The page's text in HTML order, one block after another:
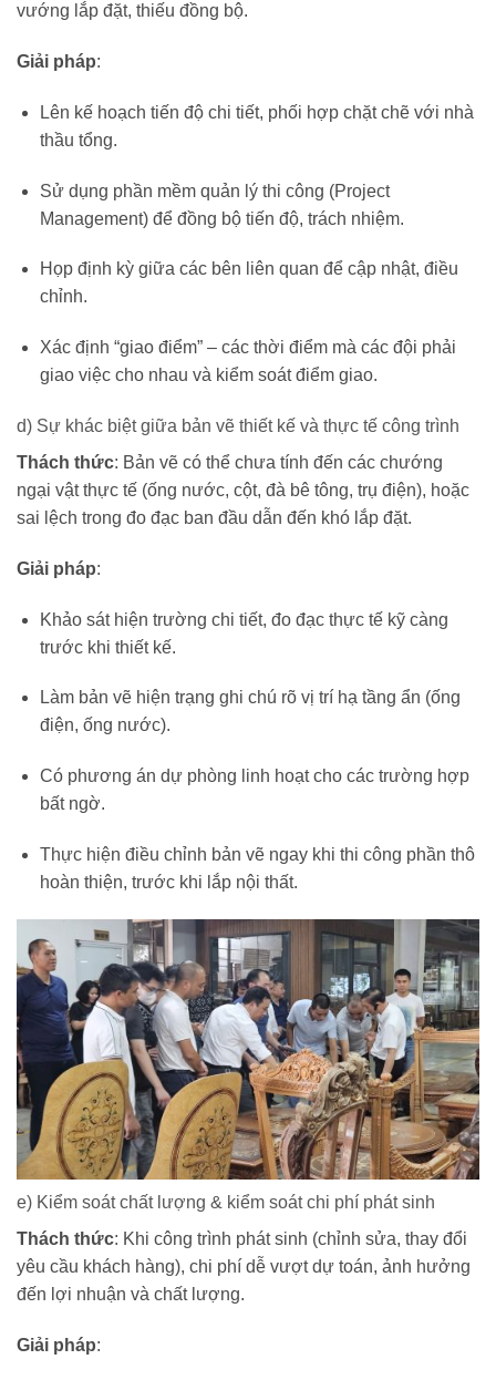
vướng lắp đặt, thiếu đồng bộ.
Giải pháp:
Lên kế hoạch tiến độ chi tiết, phối hợp chặt chẽ với nhà
thầu tổng.
Sử dụng phần mềm quản lý thi công (Project
Management) để đồng bộ tiến độ, trách nhiệm.
Họp định kỳ giữa các bên liên quan để cập nhật, điều
chỉnh.
Xác định “giao điểm” – các thời điểm mà các đội phải
giao việc cho nhau và kiểm soát điểm giao.
d) Sự khác biệt giữa bản vẽ thiết kế và thực tế công trình
Thách thức: Bản vẽ có thể chưa tính đến các chướng
ngại vật thực tế (ống nước, cột, đà bê tông, trụ điện), hoặc
sai lệch trong đo đạc ban đầu dẫn đến khó lắp đặt.
Giải pháp:
Khảo sát hiện trường chi tiết, đo đạc thực tế kỹ càng
trước khi thiết kế.
Làm bản vẽ hiện trạng ghi chú rõ vị trí hạ tầng ẩn (ống
điện, ống nước).
Có phương án dự phòng linh hoạt cho các trường hợp
bất ngờ.
Thực hiện điều chỉnh bản vẽ ngay khi thi công phần thô
hoàn thiện, trước khi lắp nội thất.
e) Kiểm soát chất lượng & kiểm soát chi phí phát sinh
Thách thức: Khi công trình phát sinh (chỉnh sửa, thay đổi
yêu cầu khách hàng), chi phí dễ vượt dự toán, ảnh hưởng
đến lợi nhuận và chất lượng.
Giải pháp: